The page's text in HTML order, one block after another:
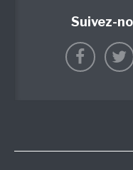
Suivez-